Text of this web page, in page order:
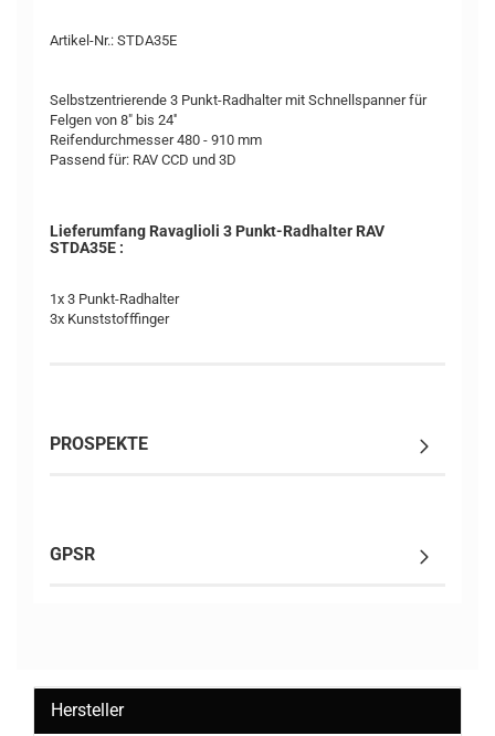
Artikel-Nr.: STDA35E
Selbstzentrierende 3 Punkt-Radhalter mit Schnellspanner für
Felgen von 8" bis 24''
Reifendurchmesser 480 - 910 mm
Passend für: RAV CCD und 3D
Lieferumfang Ravaglioli 3 Punkt-Radhalter RAV
STDA35E :
1x 3 Punkt-Radhalter
3x Kunststofffinger
PROSPEKTE
GPSR
Hersteller